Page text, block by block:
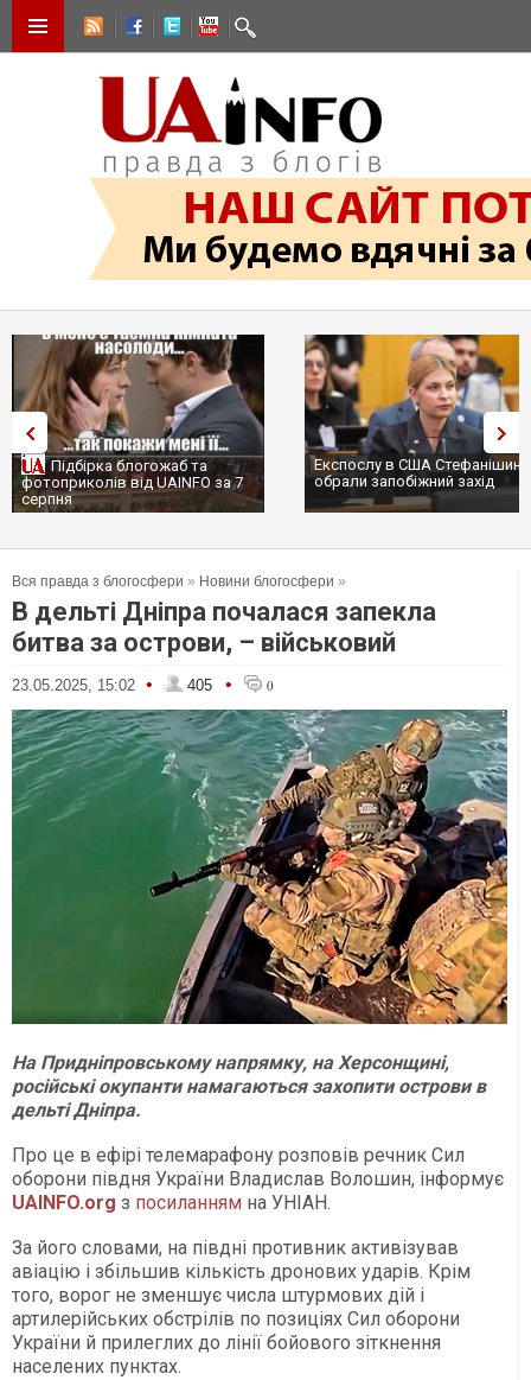
Підбірка блогожаб та
фотоприколів від UAINFO за 7
серпня
Експослу в США
обрали запобіжний захід
Вся правда з блогосфери » Новини блогосфери »
В дельті Дніпра почалася запекла
битва за острови, – військовий
23.05.2025, 15:02 • 405 • 0
На Придніпровському напрямку, на Херсонщині,
російські окупанти намагаються захопити острови в
дельті Дніпра.
Про це в ефірі телемарафону розповів речник Сил
оборони півдня України Владислав Волошин, інформує
UAINFO.org з посиланням на УНІАН.
За його словами, на півдні противник активізував
авіацію і збільшив кількість дронових ударів. Крім
того, ворог не зменшує числа штурмових дій і
артилерійських обстрілів по позиціях Сил оборони
України й прилеглих до лінії бойового зіткнення
населених пунктах.